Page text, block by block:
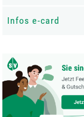
Infos e-card